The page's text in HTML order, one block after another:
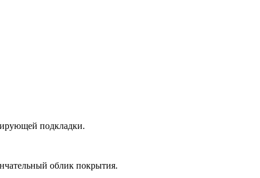
подкладки.
облик покрытия.